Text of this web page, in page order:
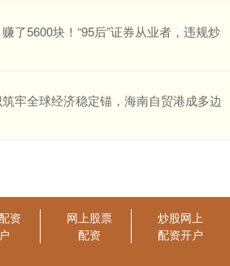
了5600块！“95后”证券从业者，违规炒
牢全球经济稳定锚，海南自贸港成多边
资
网上股票
配资
炒股网上
配资开户